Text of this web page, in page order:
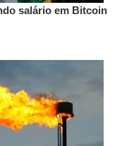
salário em Bitcoin